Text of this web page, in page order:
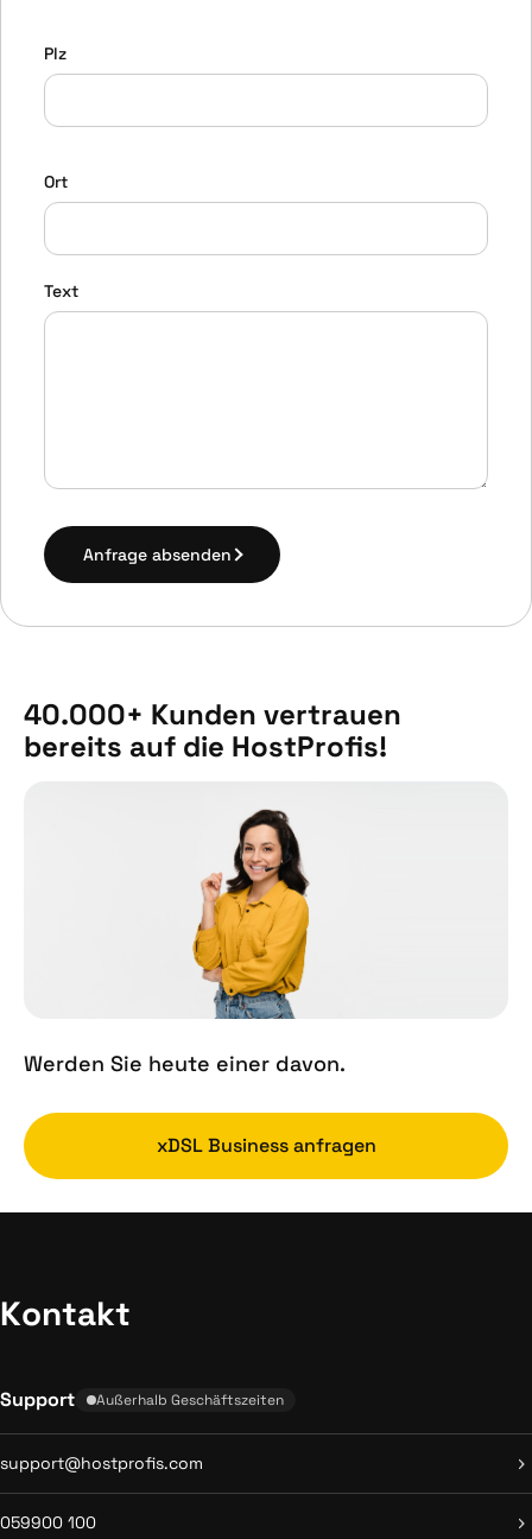
Plz
Ort
Text
Anfrage absenden
40.000+ Kunden vertrauen
bereits auf die HostProfis!
Werden Sie heute einer davon.
xDSL Business anfragen
Kontakt
Support Außerhalb Geschäftszeiten
support@hostprofis.com
059900 100